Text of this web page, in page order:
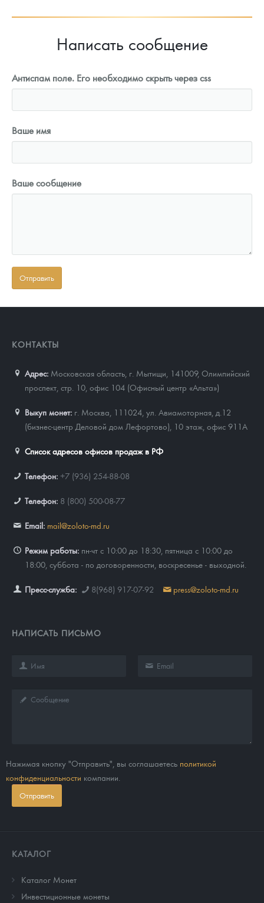
Написать сообщение
Антиспам поле. Его необходимо скрыть через css
Ваше имя
Ваше сообщение
КОНТАКТЫ
Адрес: Московская область, г. Мытищи, 141009, Олимпийский
проспект, стр. 10, офис 104 (Офисный центр «Альта»)
Выкуп монет: г. Москва, 111024, ул. Авиамоторная, д.12
(бизнес-центр Деловой дом Лефортово), 10 этаж, офис 911А
Список адресов офисов продаж в РФ
Телефон: +7 (936) 254-88-08
Телефон: 8 (800) 500-08-77
Email: mail@zoloto-md.ru
Режим работы: пн-чт с 10:00 до 18:30, пятница с 10:00 до
18:00, суббота - по договоренности, воскресенье - выходной.
Пресс-служба: 8(968) 917-07-92 press@zoloto-md.ru
НАПИСАТЬ ПИСЬМО
Нажимая кнопку "Отправить", вы соглашаетесь политикой
конфиденциальности компании.
Отправить
КАТАЛОГ
Каталог Монет
Инвестиционные монеты